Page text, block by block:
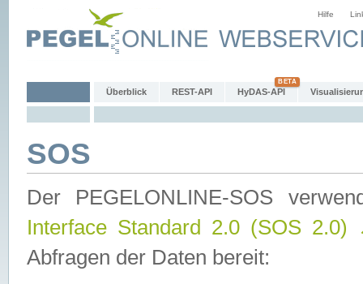
Hilfe
Überblick REST-API HyDAS-API
SOS
Der PEGELONLINE-SOS
Interface Standard 2.0 (SOS 2.0)
Abfragen der Daten bereit: